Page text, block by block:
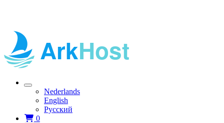
Nederlands
English
Русский
0Winkelwagen